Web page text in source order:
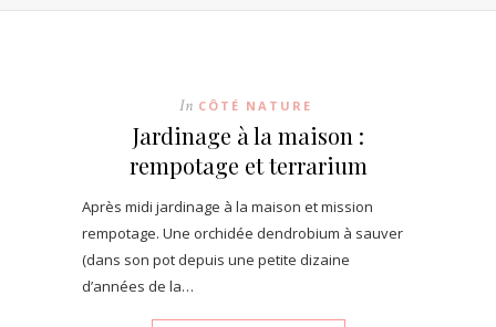
In CÔTÉ NATURE
Jardinage à la maison :
rempotage et terrarium
Après midi jardinage à la maison et mission
rempotage. Une orchidée dendrobium à sauver
(dans son pot depuis une petite dizaine
d’années de la…